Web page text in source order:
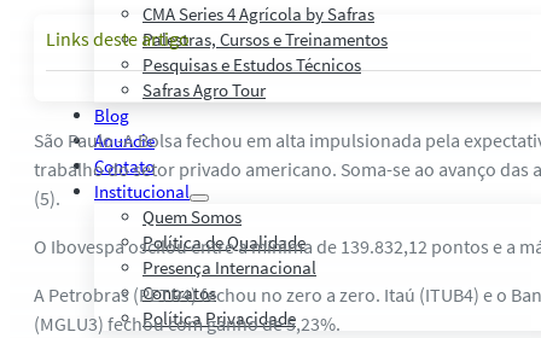
CMA Series 4 Agrícola by Safras
Palestras, Cursos e Treinamentos
Pesquisas e Estudos Técnicos
Safras Agro Tour
Blog
Anuncie
Contato
Institucional
Quem Somos
Política de Qualidade
Presença Internacional
Contratos
Política Privacidade
Links deste artigo
São Paulo -A Bolsa fechou em alta impulsionada pela
trabalho do setor privado americano. Soma-se ao avanço
(5).
O Ibovespa oscilou entre a mínima de 139.832,12 pontos e a
A Petrobras (PETR4) fechou no zero a zero. Itaú (ITUB4) e o
(MGLU3) fechou com ganho de 5,23%.